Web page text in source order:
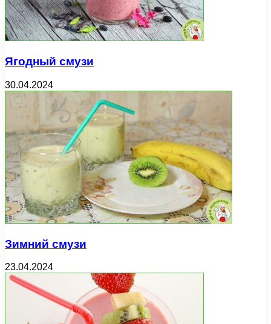
Ягодный смузи
30.04.2024
Зимний смузи
23.04.2024